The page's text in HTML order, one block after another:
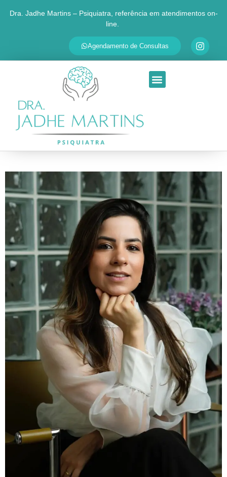
Agende sua consulta
Respondemos em até 30 minutos
QUAL É O SEU PRINCIPAL MOTIVO?
Ansiedade Depressão
Ao continuar, você será redirecionado ao WhatsApp da Dra.
Jadhe. Seus dados são usados apenas para personalizar o
atendimento.
Ir para o WhatsApp
Dra. Jadhe Martins – Psiquiatra, referência em atendimentos on-
line.
Agendamento de Consultas